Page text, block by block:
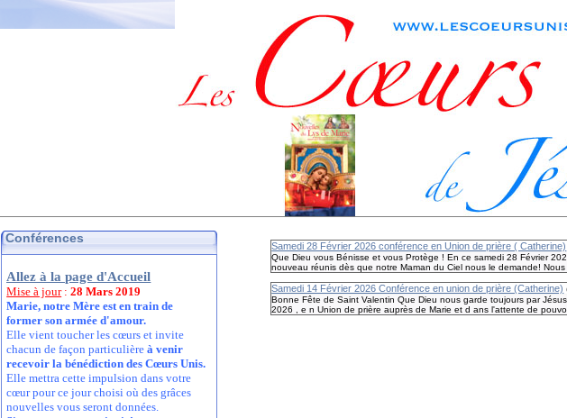
Conférences
Allez à la page d'Accueil
Mise à jour:28 Mars 2019
Marie, notre Mère est en train de
former son armée d'amour.
Elle vient toucher les cœurs et invite
chacun de façon particulièreà venir
recevoir la bénédiction des Cœurs Unis.
Elle mettra cette impulsion dans votre
cœur pour ce jour choisi où des grâces
nouvelles vous seront données.
Samedi 28 Février 2026 conférence en Union de prière ( Catherine)
Que Dieu vous Bénisse et vous Protège ! En ce samedi 28 Février
nouveau réunis dès que notre Maman du Ciel nous le demande!
Samedi 14 Février 2026 Conférence en union de prière (Catherine)
Bonne Fête de Saint Valentin Que Dieu nous garde toujours par
2026 , e n Union de prière auprès de Marie et d ans l'attente de